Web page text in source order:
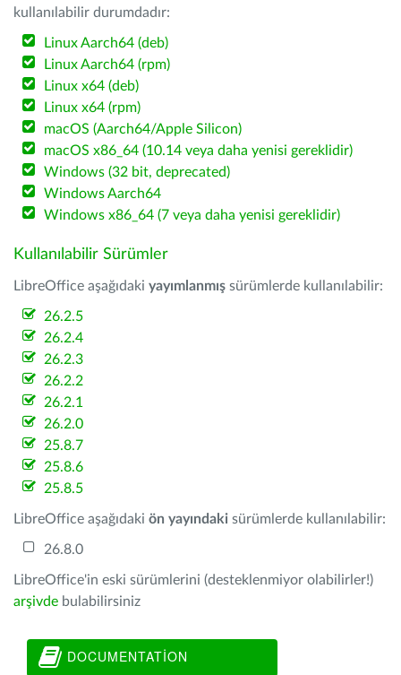
kullanılabilir durumdadır:
Linux Aarch64 (deb)
Linux Aarch64 (rpm)
Linux x64 (deb)
Linux x64 (rpm)
macOS (Aarch64/Apple Silicon)
macOS x86_64 (10.14 veya daha yenisi gereklidir)
Windows (32 bit, deprecated)
Windows Aarch64
Windows x86_64 (7 veya daha yenisi gereklidir)
Kullanılabilir Sürümler
LibreOffice aşağıdaki yayımlanmış sürümlerde kullanılabilir:
26.2.5
26.2.4
26.2.3
26.2.2
26.2.1
26.2.0
25.8.7
25.8.6
25.8.5
LibreOffice aşağıdaki ön yayındaki sürümlerde kullanılabilir:
26.8.0
LibreOffice'in eski sürümlerini (desteklenmiyor olabilirler!)
arşivde bulabilirsiniz
DOCUMENTATION